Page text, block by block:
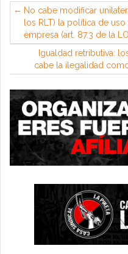
No cabe modificar
los RLT) la política de
empresa (art. 87.3 de la
Igualdad retributiva:
cabe la ilegalidad